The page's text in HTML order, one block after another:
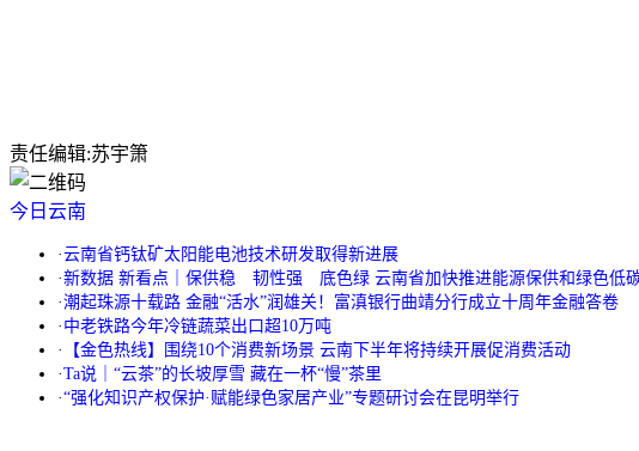
责任编辑:苏宇箫
今日云南
·云南省钙钛矿太阳能电池技术研发取得新进展
·新数据 新看点｜保供稳 韧性强 底色绿 云南省加快推进能源保供和绿色低
·潮起珠源十载路 金融“活水”润雄关！富滇银行曲靖分行成立十周年金融答卷
· 中老铁路今年冷链蔬菜出口超10万吨
·
【金色热线】围绕10个消费新场景 云南下半年将持续开展促消费活动
·Ta说｜“云茶”的长坡厚雪 藏在一杯“慢”茶里
·“强化知识产权保护·赋能绿色家居产业”专题研讨会在昆明举行